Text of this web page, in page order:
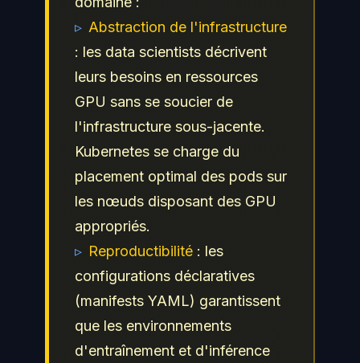
▹ Abstraction de l'infrastructure
: les data scientists décrivent
leurs besoins en ressources
GPU sans se soucier de
l'infrastructure sous-jacente.
Kubernetes se charge du
placement optimal des pods sur
les nœuds disposant des GPU
appropriés.
▹ Reproductibilité : les
configurations déclaratives
(manifests YAML) garantissent
que les environnements
d'entraînement et d'inférence